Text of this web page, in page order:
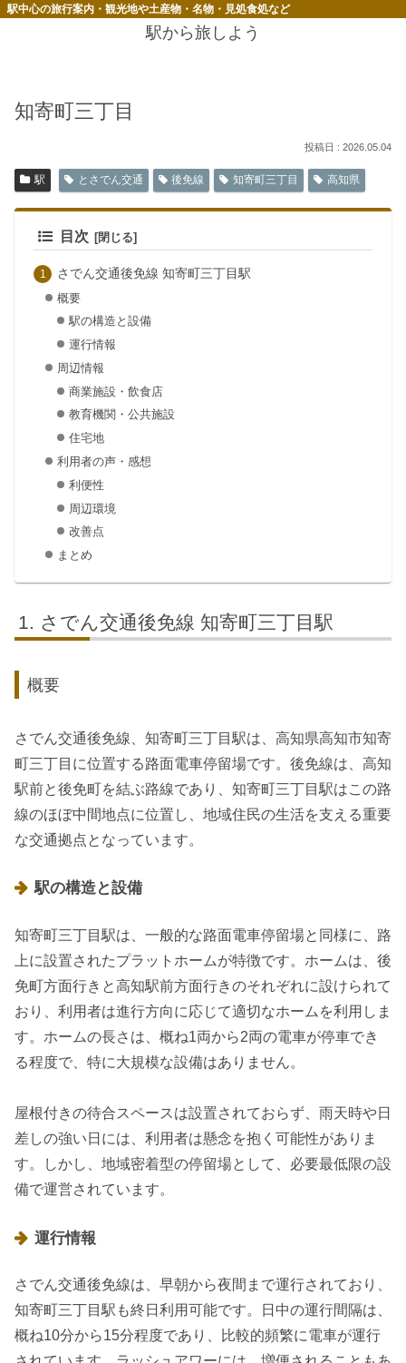
駅中心の旅行案内・観光地や土産物・名物・見処食処など
駅から旅しよう
知寄町三丁目
2026.05.04
駅 とさでん交通 後免線 知寄町三丁目 高知県
目次
さでん交通後免線 知寄町三丁目駅
概要
駅の構造と設備
運行情報
周辺情報
商業施設・飲食店
教育機関・公共施設
住宅地
利用者の声・感想
利便性
周辺環境
改善点
まとめ
さでん交通後免線 知寄町三丁目駅
概要
さでん交通後免線、知寄町三丁目駅は、高知県高知市知寄
町三丁目に位置する路面電車停留場です。後免線は、高知
駅前と後免町を結ぶ路線であり、知寄町三丁目駅はこの路
線のほぼ中間地点に位置し、地域住民の生活を支える重要
な交通拠点となっています。
駅の構造と設備
知寄町三丁目駅は、一般的な路面電車停留場と同様に、路
上に設置されたプラットホームが特徴です。ホームは、後
免町方面行きと高知駅前方面行きのそれぞれに設けられて
おり、利用者は進行方向に応じて適切なホームを利用しま
す。ホームの長さは、概ね1両から2両の電車が停車でき
る程度で、特に大規模な設備はありません。
屋根付きの待合スペースは設置されておらず、雨天時や日
差しの強い日には、利用者は懸念を抱く可能性がありま
す。しかし、地域密着型の停留場として、必要最低限の設
備で運営されています。
運行情報
さでん交通後免線は、早朝から夜間まで運行されており、
知寄町三丁目駅も終日利用可能です。日中の運行間隔は、
概ね10分から15分程度であり、比較的頻繁に電車が運行